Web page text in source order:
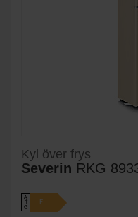
Kyl över frys
Severin RKG
A
↑
G
E